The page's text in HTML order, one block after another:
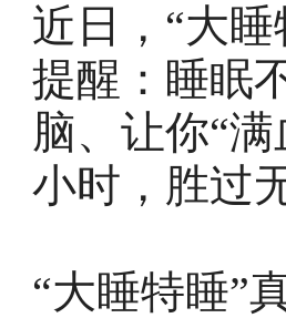
近日，“大
提醒：睡眠
脑、让你“
小时，胜过
“大睡特睡”